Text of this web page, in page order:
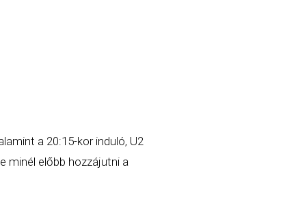
a 20:15-kor induló, U2
minél előbb hozzájutni a